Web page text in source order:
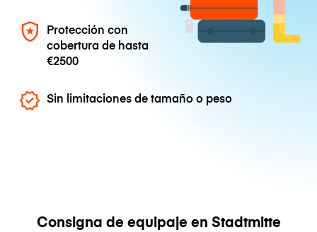
Protección con
cobertura de hasta
€2500
Sin limitaciones de tamaño o peso
Consigna de equipaje en Stadtmitte